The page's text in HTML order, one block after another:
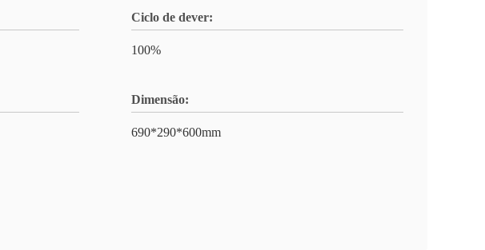
Ciclo de dever:
100%
Dimensão:
690*290*600mm